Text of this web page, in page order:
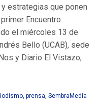
estrategias que ponen
Encuentro
el miércoles 13 de
Bello (UCAB), sede
y Diario El Vistazo,
, prensa, SembraMedia